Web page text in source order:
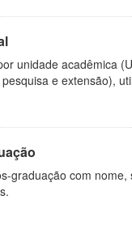
unidade acadêmica
e extensão),
graduação com